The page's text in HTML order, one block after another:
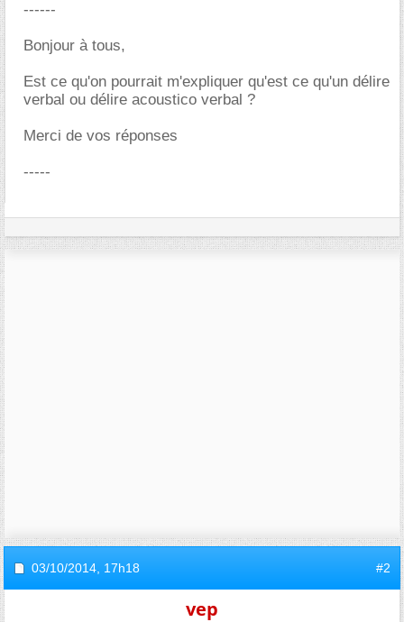
------
Bonjour à tous,
Est ce qu'on pourrait m'expliquer qu'est ce qu'un délire
verbal ou délire acoustico verbal ?
Merci de vos réponses
-----
03/10/2014, 17h18 #2
vep